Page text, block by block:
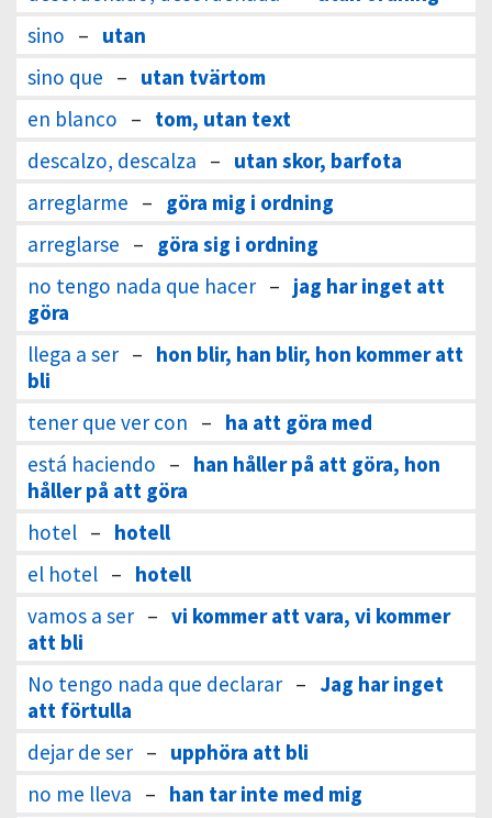
sino – utan
sino que – utan tvärtom
en blanco – tom, utan text
descalzo, descalza – utan skor, barfota
arreglarme – göra mig i ordning
arreglarse – göra sig i ordning
no tengo nada que hacer – jag har inget att
göra
llega a ser – hon blir, han blir, hon kommer att
bli
tener que ver con – ha att göra med
está haciendo – han håller på att göra, hon
håller på att göra
hotel – hotell
el hotel – hotell
vamos a ser – vi kommer att vara, vi kommer
att bli
No tengo nada que declarar – Jag har inget
att förtulla
dejar de ser – upphöra att bli
no me lleva – han tar inte med mig